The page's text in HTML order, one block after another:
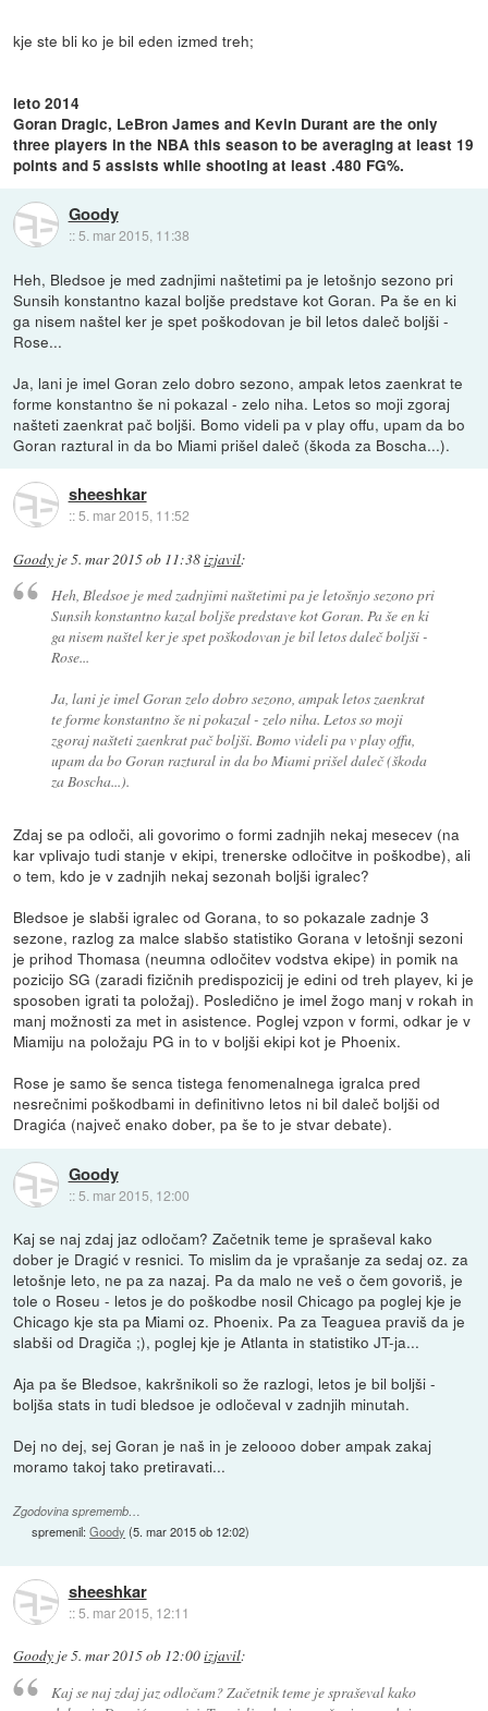
kje ste bli ko je bil eden izmed treh;
leto 2014
Goran Dragic, LeBron James and Kevin Durant are the only
three players in the NBA this season to be averaging at least 19
points and 5 assists while shooting at least .480 FG%.
Goody
:: 5. mar 2015, 11:38
Heh, Bledsoe je med zadnjimi naštetimi pa je letošnjo sezono pri
Sunsih konstantno kazal boljše predstave kot Goran. Pa še en ki
ga nisem naštel ker je spet poškodovan je bil letos daleč boljši -
Rose...
Ja, lani je imel Goran zelo dobro sezono, ampak letos zaenkrat te
forme konstantno še ni pokazal - zelo niha. Letos so moji zgoraj
našteti zaenkrat pač boljši. Bomo videli pa v play offu, upam da bo
Goran raztural in da bo Miami prišel daleč (škoda za Boscha...).
sheeshkar
::5. mar 2015, 11:52
Goody je5. mar 2015 ob 11:38izjavil:
Heh, Bledsoe je med zadnjimi naštetimi pa je letošnjo sezono pri
Sunsih konstantno kazal boljše predstave kot Goran. Pa še en ki
ga nisem naštel ker je spet poškodovan je bil letos daleč boljši -
Rose...
Ja, lani je imel Goran zelo dobro sezono, ampak letos zaenkrat
te forme konstantno še ni pokazal - zelo niha. Letos so moji
zgoraj našteti zaenkrat pač boljši. Bomo videli pa v play offu,
upam da bo Goran raztural in da bo Miami prišel daleč (škoda
za Boscha...).
Zdaj se pa odloči, ali govorimo o formi zadnjih nekaj mesecev (na
kar vplivajo tudi stanje v ekipi, trenerske odločitve in poškodbe), ali
o tem, kdo je v zadnjih nekaj sezonah boljši igralec?
Bledsoe je slabši igralec od Gorana, to so pokazale zadnje 3
sezone, razlog za malce slabšo statistiko Gorana v letošnji sezoni
je prihod Thomasa (neumna odločitev vodstva ekipe) in pomik na
pozicijo SG (zaradi fizičnih predispozicij je edini od treh playev, ki je
sposoben igrati ta položaj). Posledično je imel žogo manj v rokah in
manj možnosti za met in asistence. Poglej vzpon v formi, odkar je v
Miamiju na položaju PG in to v boljši ekipi kot je Phoenix.
Rose je samo še senca tistega fenomenalnega igralca pred
nesrečnimi poškodbami in definitivno letos ni bil daleč boljši od
Dragića (največ enako dober, pa še to je stvar debate).
Goody
:: 5. mar 2015, 12:00
Kaj se naj zdaj jaz odločam? Začetnik teme je spraševal kako
dober je Dragić v resnici. To mislim da je vprašanje za sedaj oz. za
letošnje leto, ne pa za nazaj. Pa da malo ne veš o čem govoriš, je
tole o Roseu - letos je do poškodbe nosil Chicago pa poglej kje je
Chicago kje sta pa Miami oz. Phoenix. Pa za Teaguea praviš da je
slabši od Dragiča ;), poglej kje je Atlanta in statistiko JT-ja...
Aja pa še Bledsoe, kakršnikoli so že razlogi, letos je bil boljši -
boljša stats in tudi bledsoe je odločeval v zadnjih minutah.
Dej no dej, sej Goran je naš in je zeloooo dober ampak zakaj
moramo takoj tako pretiravati...
Zgodovina sprememb…
spremenil:Goody (5. mar 2015 ob 12:02)
sheeshkar
::5. mar 2015, 12:11
Goody je5. mar 2015 ob 12:00izjavil:
Kaj se naj zdaj jaz odločam? Začetnik teme je spraševal kako